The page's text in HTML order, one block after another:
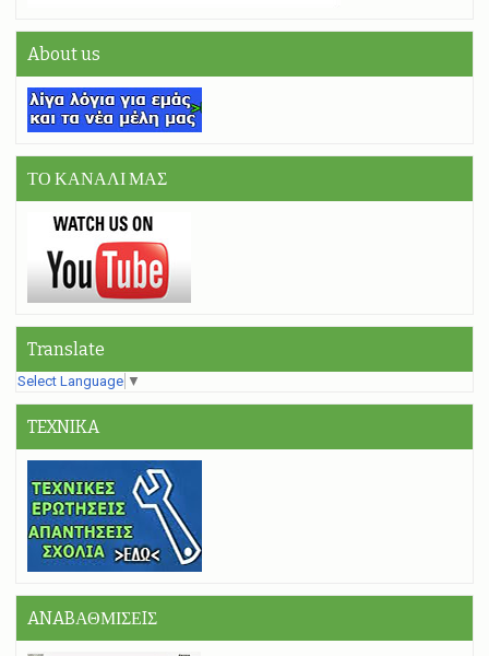
About us
ΤΟ ΚΑΝΑΛΙ ΜΑΣ
Translate
Select Language ▼
TEXNIKA
ANABΑΘΜΙΣΕIΣ